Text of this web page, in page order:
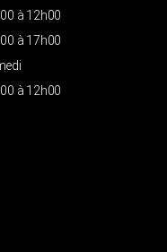
à 12h00
à 17h00
à 12h00